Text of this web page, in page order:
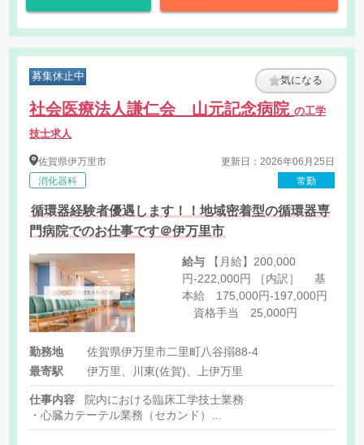
募集休止中 気になる
社会医療法人謙仁会 山元記念病院の工学
技士求人
佐賀県伊万里市
消化器科
更新日：2026年06月25日
常勤
循環器経験者優遇します！！地域密着型の循環器専
門病院でのお仕事です＠伊万里市
給与
円-222,000円 ［内訳］ 基
本給 175,000円-197,000円
資格手当 25,000円
勤務地
佐賀県伊万里市二里町八谷搦88-4
最寄駅
伊万里、川東(佐賀)、上伊万里
仕事内容
院内における臨床工学技士業務
・心臓カテーテル業務（セカンド）